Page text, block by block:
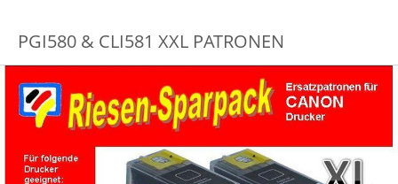
PGI580 & CLI581 XXL PATRONEN